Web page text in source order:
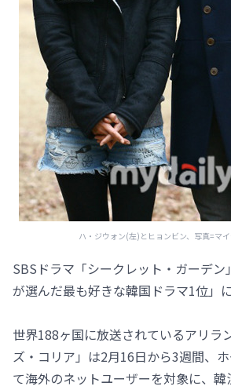
ハ・ジウォン(左)とヒョンビン、写真=マ
SBSドラマ「シークレット・ガーデ
が選んだ最も好きな韓国ドラマ1位」
世界188ヶ国に放送されているアリラ
ズ・コリア」は2月16日から3週間、
て海外のネットユーザーを対象に、